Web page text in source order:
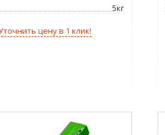
5кг
цену в 1 клик!